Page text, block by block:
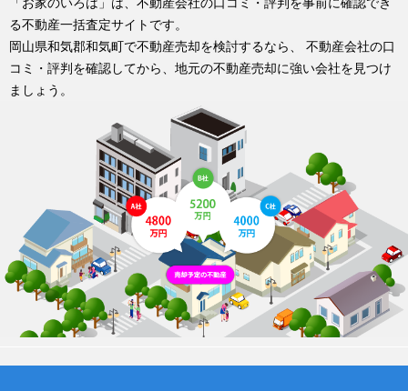
る不動産一括査定サイトです。
岡山県和気郡和気町で不動産売却を検討するなら、 不動産会社の口
コミ・評判を確認してから、地元の不動産売却に強い会社を見つけ
ましょう。